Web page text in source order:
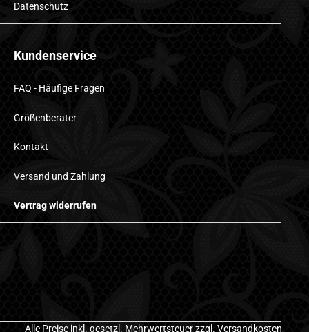
Datenschutz
Kundenservice
FAQ - Häufige Fragen
Größenberater
Kontakt
Versand und Zahlung
Vertrag widerrufen
Alle Preise inkl. gesetzl. Mehrwertsteuer zzgl. Versandkosten,